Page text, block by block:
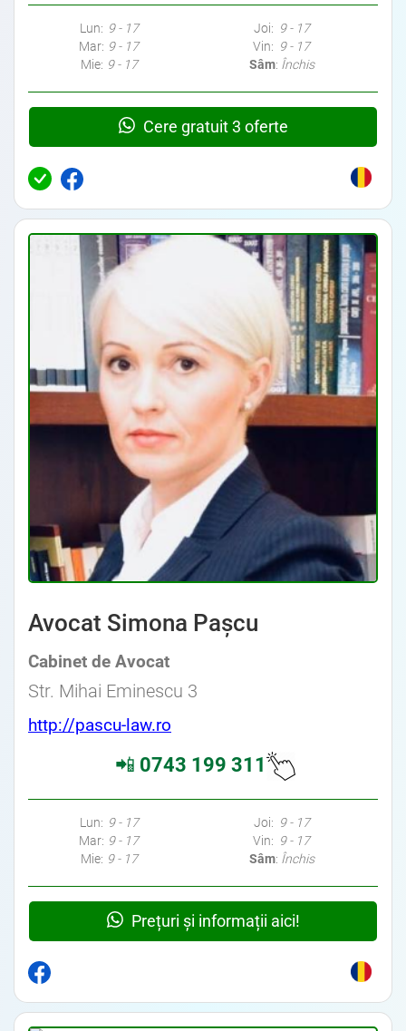
Lun: 9 - 17
Mar: 9 - 17
Mie: 9 - 17
Joi: 9 - 17
Vin: 9 - 17
Sâm: Închis
Cere gratuit 3 oferte
Avocat Simona Pașcu
Cabinet de Avocat
Str. Mihai Eminescu 3
http://pascu-law.ro
📲 0743 199 311
Lun: 9 - 17
Mar: 9 - 17
Mie: 9 - 17
Joi: 9 - 17
Vin: 9 - 17
Sâm: Închis
Prețuri și informații aici!